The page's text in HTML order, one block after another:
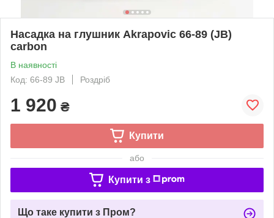
Насадка на глушник Akrapovic 66-89 (JB)
carbon
В наявності
Код: 66-89 JB
Роздріб
1 920 ₴
Купити
або
Купити з
Що таке купити з Пром?